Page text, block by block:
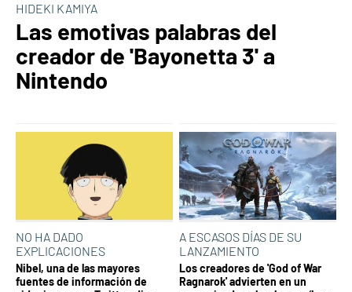
HIDEKI KAMIYA
Las emotivas palabras del
creador de 'Bayonetta 3' a
Nintendo
NO HA DADO
EXPLICACIONES
Nibel, una de las mayores
fuentes de información de
A ESCASOS DÍAS DE SU
LANZAMIENTO
Los creadores de 'God of War
Ragnarok' advierten en un